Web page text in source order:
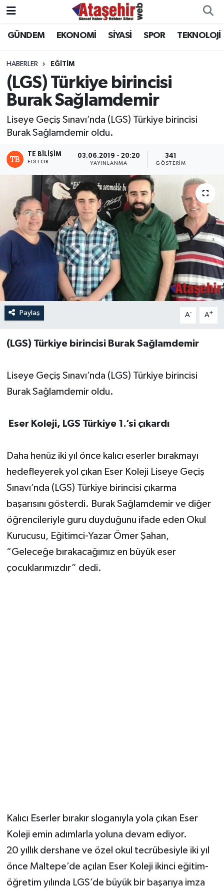
GÜNDEM EKONOMİ SİYASİ SPOR TEKNOLOJİ
HABERLER EĞİTİM
(LGS) Türkiye birincisi
Burak Sağlamdemir
Liseye Geçiş Sınavı’nda (LGS) Türkiye birincisi
Burak Sağlamdemir oldu.
TE BILIŞIM
EDITÖR
03.06.2019 - 20:20
YAYINLANMA
341
GÖSTERIM
Paylaş A- A+
(LGS) Türkiye birincisi Burak Sağlamdemir
Liseye Geçiş Sınavı’nda (LGS) Türkiye birincisi
Burak Sağlamdemir oldu.
Eser Koleji, LGS Türkiye 1.’si çıkardı
Daha henüz iki yıl önce kalıcı eserler bırakmayı
hedefleyerek yol çıkan Eser Koleji Liseye Geçiş
Sınavı’nda (LGS) Türkiye birincisi çıkarma
başarısını gösterdi. Burak Sağlamdemir ve diğer
öğrencileriyle guru duyduğunu ifade eden Okul
Kurucusu, Eğitimci-Yazar Ömer Şahan,
“Geleceğe bırakacağımız en büyük eser
çocuklarımızdır” dedi.
Kalıcı Eserler bırakır sloganıyla yola çıkan Eser
Koleji emin adımlarla yoluna devam ediyor.
20 yıllık dershane ve özel okul tecrübesiyle iki yıl
önce Maltepe’de açılan Eser Koleji ikinci eğitim-
öğretim yılında LGS’de büyük bir başarıya imza
Hava Durumu
Trafik Durumu
Süper Lig Puan Durumu ve Fikstür
Tüm Manşetler
Son Dakika Haberleri
Haber Arşivi